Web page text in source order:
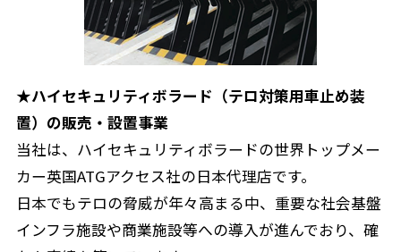
★ハイセキュリティボラード（テロ対策用車止め装
置）の販売・設置事業
当社は、ハイセキュリティボラードの世界トップメー
カー英国ATGアクセス社の日本代理店です。
日本でもテロの脅威が年々高まる中、重要な社会基盤
インフラ施設や商業施設等への導入が進んでおり、確